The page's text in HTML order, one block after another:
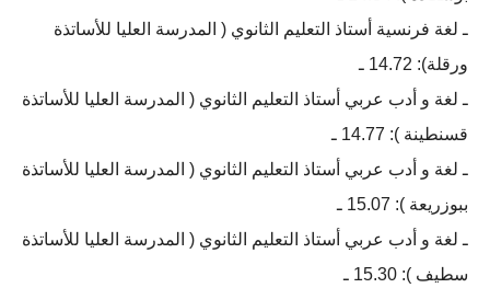
ـ لغة فرنسية أستاذ التعليم الثانوي ( المدرسة العليا للأساتذة
ورقلة): 14.72 ـ
ـ لغة و أدب عربي أستاذ التعليم الثانوي ( المدرسة العليا للأساتذة
قسنطينة ): 14.77 ـ
ـ لغة و أدب عربي أستاذ التعليم الثانوي ( المدرسة العليا للأساتذة
ببوزريعة ): 15.07 ـ
ـ لغة و أدب عربي أستاذ التعليم الثانوي ( المدرسة العليا للأساتذة
سطيف ): 15.30 ـ